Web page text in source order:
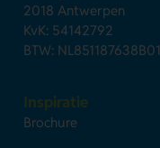
2018 Antwerpen
KvK: 54142792
BTW: NL851187638B01
Inspiratie
Brochure